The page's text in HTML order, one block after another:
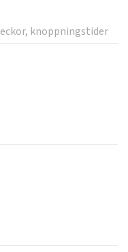
knoppningstider